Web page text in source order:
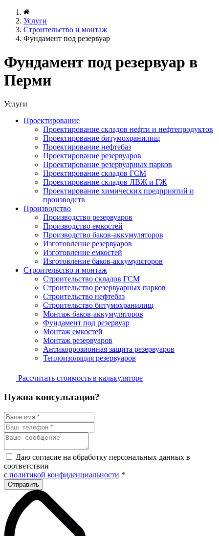
Услуги
Строительство и монтаж
Фундамент под резервуар
Фундамент под резервуар в
Перми
Услуги
Проектирование
Проектирование складов нефти и нефтепродуктов
Проектирование битумохранилищ
Проектирование нефтебаз
Проектирование резервуаров
Проектирование резервуарных парков
Проектирование складов ГСМ
Проектирование складов ЛВЖ и ГЖ
Проектирование химических предприятий и
производств
Производство
Производство резервуаров
Производство емкостей
Производство баков-аккумуляторов
Изготовление резервуаров
Изготовление емкостей
Изготовление баков-аккумуляторов
Строительство и монтаж
Строительство складов ГСМ
Строительство резервуарных парков
Строительство нефтебаз
Строительство битумохранилищ
Монтаж баков-аккумуляторов
Фундамент под резервуар
Монтаж емкостей
Монтаж резервуаров
Антикоррозионная защита резервуаров
Теплоизоляция резервуаров
Рассчитать стоимость в калькуляторе
Нужна консультация?
Даю согласие на обработку персональных данных в
соответствии
с политикой конфиденциальности *